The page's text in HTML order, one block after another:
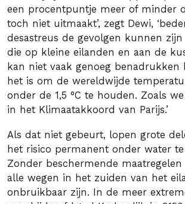
een procentpuntje meer of minder
toch niet uitmaakt’, zegt Dewi,
desastreus de gevolgen kunnen
die op kleine eilanden en aan de
kan niet vaak genoeg benadrukken
het is om de wereldwijde
onder de 1,5 °C te houden. Zoals
in het Klimaatakkoord van Parijs.’
Als dat niet gebeurt, lopen grote
het risico permanent onder water
Zonder beschermende
alle wegen in het zuiden van het
onbruikbaar zijn. In de meer